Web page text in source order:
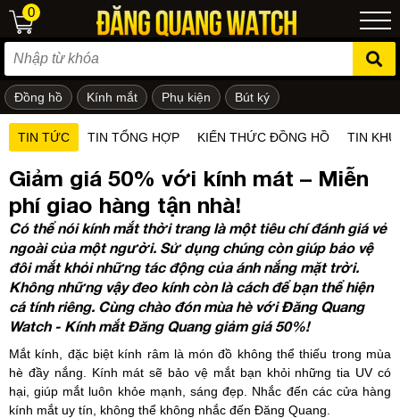
em
0
Đồng hồ Kính mắt Phụ kiện Bút ký
TIN TỨC TIN TỔNG HỢP KIẾN THỨC ĐỒNG HỒ TIN
Giảm giá 50% với kính mát – Miễn
phí giao hàng tận nhà!
Có thể nói kính mắt thời trang là một tiêu chí đánh giá vẻ
ngoài của một người. Sử dụng chúng còn giúp bảo vệ
đôi mắt khỏi những tác động của ánh nắng mặt trời.
Không những vậy đeo kính còn là cách để bạn thể hiện
cá tính riêng. Cùng chào đón mùa hè với Đăng Quang
Watch - Kính mắt Đăng Quang giảm giá 50%!
Mắt kính, đặc biệt kính râm là món đồ không thể thiếu trong mùa
hè đầy nắng. Kính mát sẽ bảo vệ mắt bạn khỏi những tia UV có
hại, giúp mắt luôn khỏe mạnh, sáng đẹp. Nhắc đến các cửa hàng
kính mắt uy tín, không thể không nhắc đến Đăng Quang.